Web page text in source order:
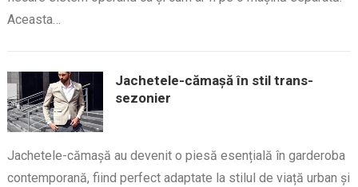
Aceasta…
Jachetele-cămașă în stil trans-
sezonier
Jachetele-cămașă au devenit o piesă esențială în garderoba
contemporană, fiind perfect adaptate la stilul de viață urban și